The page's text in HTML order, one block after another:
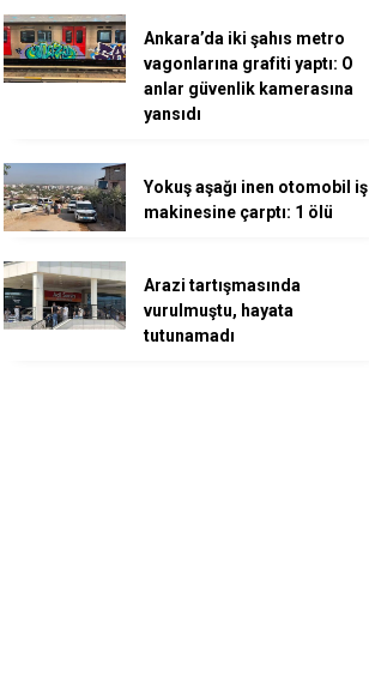
Ankara’da iki şahıs metro
vagonlarına grafiti yaptı: O
anlar güvenlik kamerasına
yansıdı
Yokuş aşağı inen otomobil iş
makinesine çarptı: 1 ölü
Arazi tartışmasında
vurulmuştu, hayata
tutunamadı